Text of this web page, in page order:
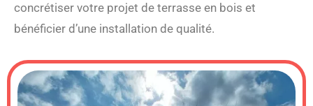
concrétiser votre projet de terrasse en bois et
bénéficier d’une installation de qualité.